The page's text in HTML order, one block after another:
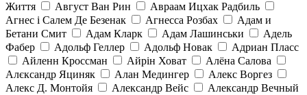
Життя
Август Ван Рин
Авраам Ицхак Радбиль
Агнес і Салем Де Безенак
Агнесса Розбах
Адам и
Бетани Смит
Адам Кларк Адам Лашинськи
Адель
Фабер
Адольф Геллер Адольф Новак
Адриан Пласс
Айленн Кроссман
Айрін Ховат
Алёна Салова
Алєксандр Яциняк
Алан Медингер
Алекс Воргез
Алекс Д. Монтойя
Александр Вейс
Александр Вечный